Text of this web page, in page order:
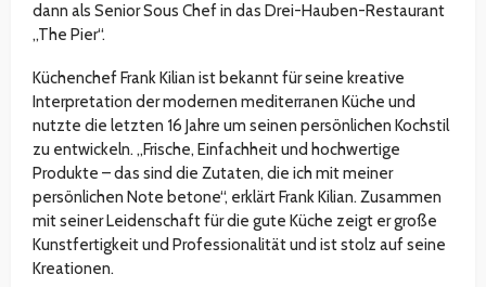
dann als Senior Sous Chef in das Drei-Hauben-Restaurant
„The Pier“.
Küchenchef Frank Kilian ist bekannt für seine kreative
Interpretation der modernen mediterranen Küche und
nutzte die letzten 16 Jahre um seinen persönlichen Kochstil
zu entwickeln. „Frische, Einfachheit und hochwertige
Produkte – das sind die Zutaten, die ich mit meiner
persönlichen Note betone“, erklärt Frank Kilian. Zusammen
mit seiner Leidenschaft für die gute Küche zeigt er große
Kunstfertigkeit und Professionalität und ist stolz auf seine
Kreationen.